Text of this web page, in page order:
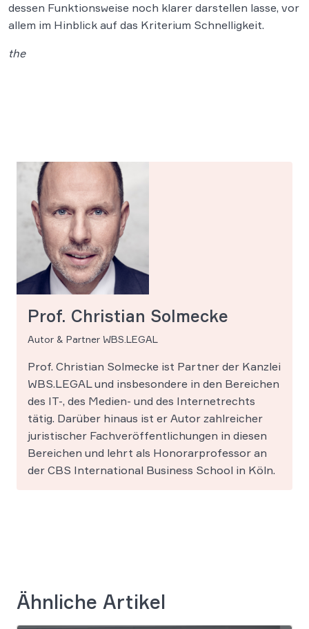
dessen Funktionsweise noch klarer darstellen lasse, vor
allem im Hinblick auf das Kriterium Schnelligkeit.
the
Prof. Christian Solmecke
Autor & Partner WBS.LEGAL
Prof. Christian Solmecke ist Partner der Kanzlei
WBS.LEGAL und insbesondere in den Bereichen
des IT-, des Medien- und des Internetrechts
tätig. Darüber hinaus ist er Autor zahlreicher
juristischer Fachveröffentlichungen in diesen
Bereichen und lehrt als Honorarprofessor an
der CBS International Business School in Köln.
Ähnliche Artikel